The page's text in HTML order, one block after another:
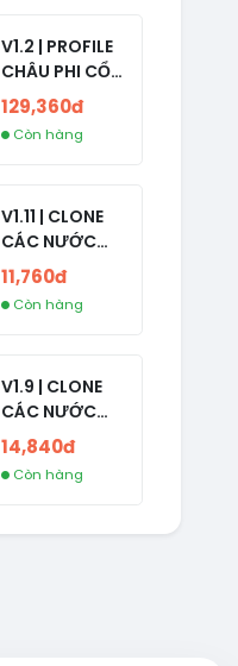
V1.2 | PROFILE
CHÂU PHI CỔ
- NO 2FA -
LIVE ADS -
NĂM TẠO
129,360đ
Còn hàng
V1.11 | CLONE
CÁC NƯỚC
CÓ 2FA -
INDIA - HÀNG
1 HOTMAIL
11,760đ
Còn hàng
V1.9 | CLONE
CÁC NƯỚC
CÓ 2FA -
THAILAND -
VER MAIL
COM - CLONE
14,840đ
Còn hàng